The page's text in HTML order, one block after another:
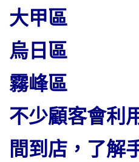
大甲區
烏日區
霧峰區
不少顧客會利
間到店，了解